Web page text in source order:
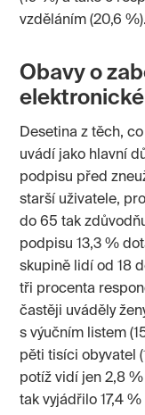
vzděláním (20,6 %).
Obavy o
Desetina z těch,
uvádí jako hlavní
podpisu před
starší uživatele,
do 65 tak
podpisu 13,3 %
skupině lidí od 18
tři procenta
častěji uváděly
s výučním listem
pěti tisíci obyvatel
potíž vidí jen 2,8
tak vyjádřilo 17,4